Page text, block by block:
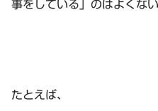
事をしている」のはよくない
たとえば、